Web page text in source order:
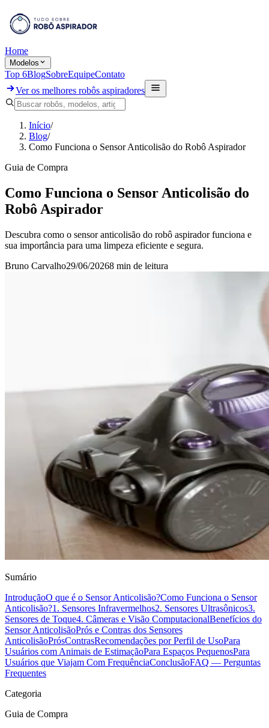
Home
Modelos
Top 6BlogSobreEquipeContato
Ver os melhores robôs aspiradores
Início/
Blog/
Como Funciona o Sensor Anticolisão do Robô Aspirador
Guia de Compra
Como Funciona o Sensor Anticolisão do
Robô Aspirador
Descubra como o sensor anticolisão do robô aspirador funciona e
sua importância para uma limpeza eficiente e segura.
Bruno Carvalho29/06/20268 min de leitura
Sumário
IntroduçãoO que é o Sensor Anticolisão?Como Funciona o Sensor
Anticolisão?1. Sensores Infravermelhos2. Sensores Ultrasônicos3.
Sensores de Toque4. Câmeras e Visão ComputacionalBenefícios do
Sensor AnticolisãoPrós e Contras dos Sensores
AnticolisãoPrósContrasRecomendações por Perfil de UsoPara
Usuários com Animais de EstimaçãoPara Espaços PequenosPara
Usuários que Viajam Com FrequênciaConclusãoFAQ — Perguntas
Frequentes
Categoria
Guia de Compra